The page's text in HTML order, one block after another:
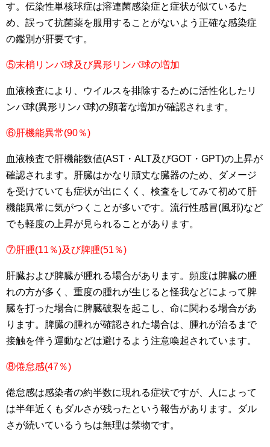
す。伝染性単核球症は溶連菌感染症と症状が似ているた
め、誤って抗菌薬を服用することがないよう正確な感染症
の鑑別が肝要です。
⑤末梢リンパ球及び異形リンパ球の増加
血液検査により、ウイルスを排除するために活性化したリ
ンパ球(異形リンパ球)の顕著な増加が確認されます。
⑥肝機能異常(90％)
血液検査で肝機能数値(AST・ALT及びGOT・GPT)の上昇が
確認されます。肝臓はかなり頑丈な臓器のため、ダメージ
を受けていても症状が出にくく、検査をしてみて初めて肝
機能異常に気がつくことが多いです。流行性感冒(風邪)など
でも軽度の上昇が見られることがあります。
⑦肝腫(11 ％)及び脾腫(51 ％)
肝臓および脾臓が腫れる場合があります。頻度は脾臓の腫
れの方が多く、重度の腫れが生じると怪我などによって脾
臓を打った場合に脾臓破裂を起こし、命に関わる場合があ
ります。脾臓の腫れが確認された場合は、腫れが治るまで
接触を伴う運動などは避けるよう注意喚起されています。
⑧倦怠感(47％)
倦怠感は感染者の約半数に現れる症状ですが、人によって
は半年近くもダルさが残ったという報告があります。ダル
さが続いているうちは無理は禁物です。